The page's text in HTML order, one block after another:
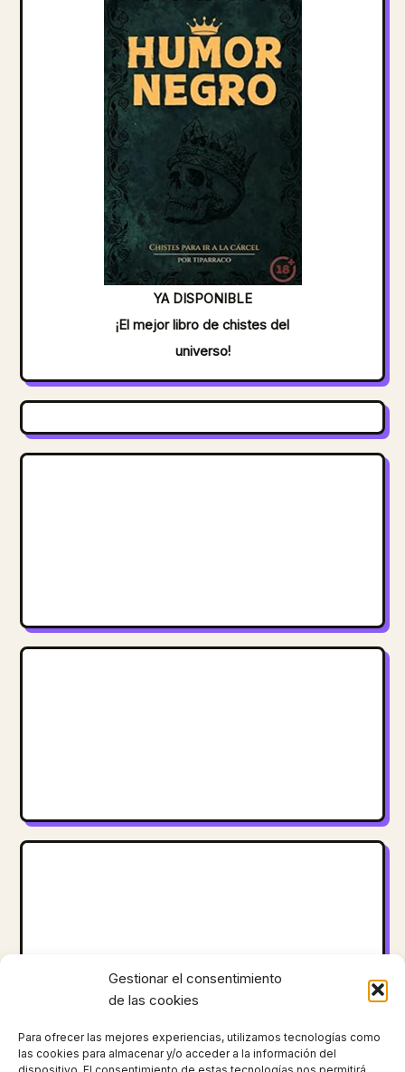
Gestionar el consentimiento
de las cookies
Para ofrecer las mejores experiencias, utilizamos tecnologías como
las cookies para almacenar y/o acceder a la información del
YA DISPONIBLE
¡El mejor libro de chistes del
universo!